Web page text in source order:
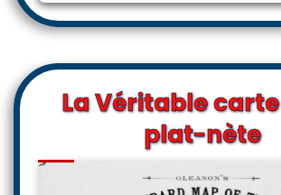
La Véritable
plat-nète